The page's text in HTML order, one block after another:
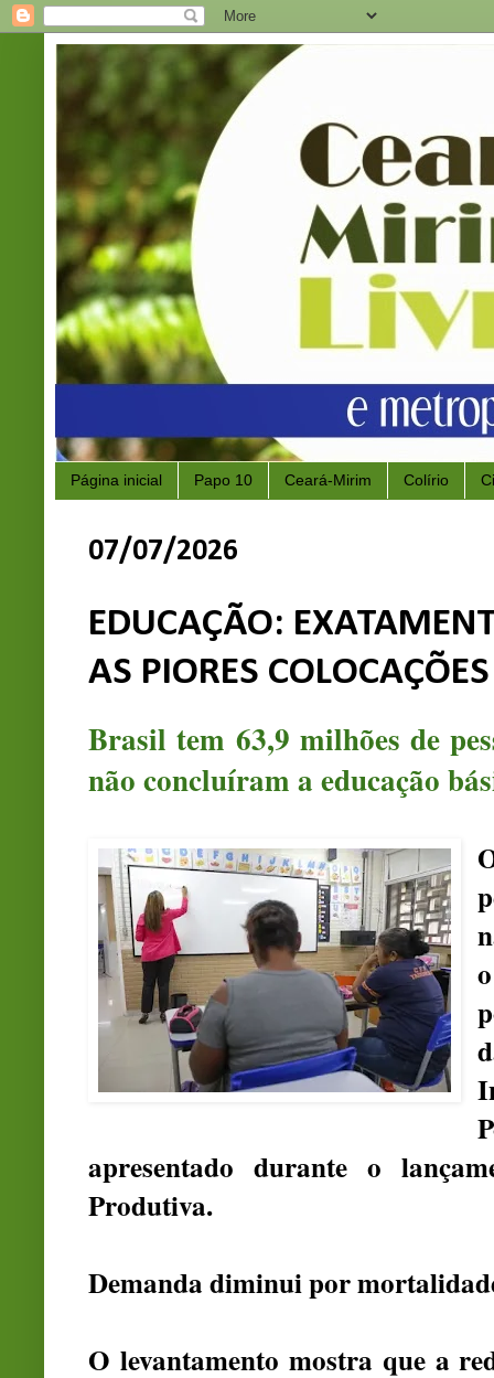
Página inicial Papo 10 Ceará-Mirim Colírio
07/07/2026
EDUCAÇÃO:
AS PIORES
Brasil tem 63,9 milhões de
não concluíram a educação
apresentado durante o
Produtiva.
Demanda diminui por
O levantamento mostra que a